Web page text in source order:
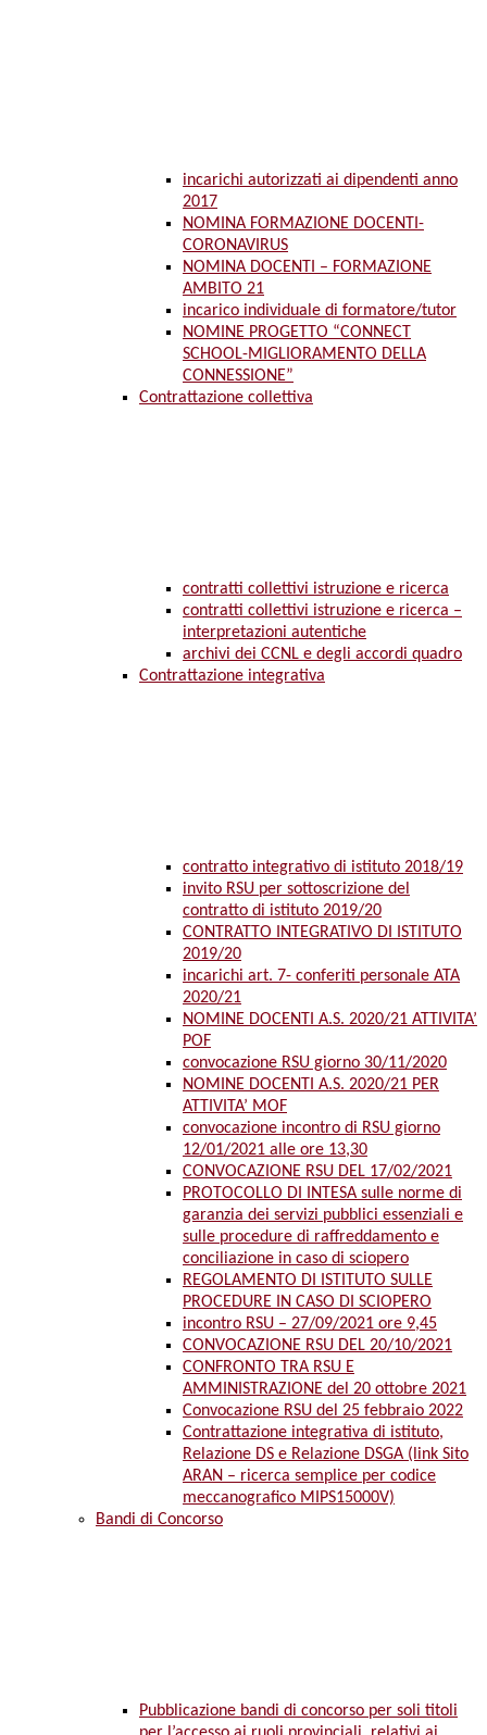
incarichi autorizzati ai dipendenti anno
2017
NOMINA FORMAZIONE DOCENTI-
CORONAVIRUS
NOMINA DOCENTI – FORMAZIONE
AMBITO 21
incarico individuale di formatore/tutor
NOMINE PROGETTO “CONNECT
SCHOOL-MIGLIORAMENTO DELLA
CONNESSIONE”
Contrattazione collettiva
contratti collettivi istruzione e ricerca
contratti collettivi istruzione e ricerca –
interpretazioni autentiche
archivi dei CCNL e degli accordi quadro
Contrattazione integrativa
contratto integrativo di istituto 2018/19
invito RSU per sottoscrizione del
contratto di istituto 2019/20
CONTRATTO INTEGRATIVO DI ISTITUTO
2019/20
incarichi art. 7- conferiti personale ATA
2020/21
NOMINE DOCENTI A.S. 2020/21 ATTIVITA’
POF
convocazione RSU giorno 30/11/2020
NOMINE DOCENTI A.S. 2020/21 PER
ATTIVITA’ MOF
convocazione incontro di RSU giorno
12/01/2021 alle ore 13,30
CONVOCAZIONE RSU DEL 17/02/2021
PROTOCOLLO DI INTESA sulle norme di
garanzia dei servizi pubblici essenziali e
sulle procedure di raffreddamento e
conciliazione in caso di sciopero
REGOLAMENTO DI ISTITUTO SULLE
PROCEDURE IN CASO DI SCIOPERO
incontro RSU – 27/09/2021 ore 9,45
CONVOCAZIONE RSU DEL 20/10/2021
CONFRONTO TRA RSU E
AMMINISTRAZIONE del 20 ottobre 2021
Convocazione RSU del 25 febbraio 2022
Contrattazione integrativa di istituto,
Relazione DS e Relazione DSGA (link Sito
ARAN – ricerca semplice per codice
meccanografico MIPS15000V)
Bandi di Concorso
Pubblicazione bandi di concorso per soli titoli